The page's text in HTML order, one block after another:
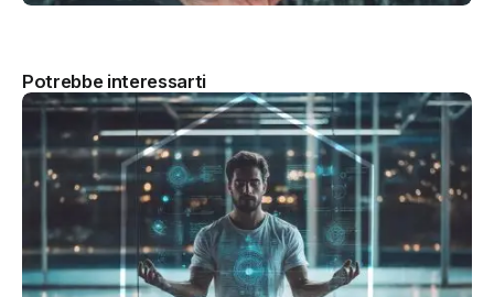
Potrebbe interessarti